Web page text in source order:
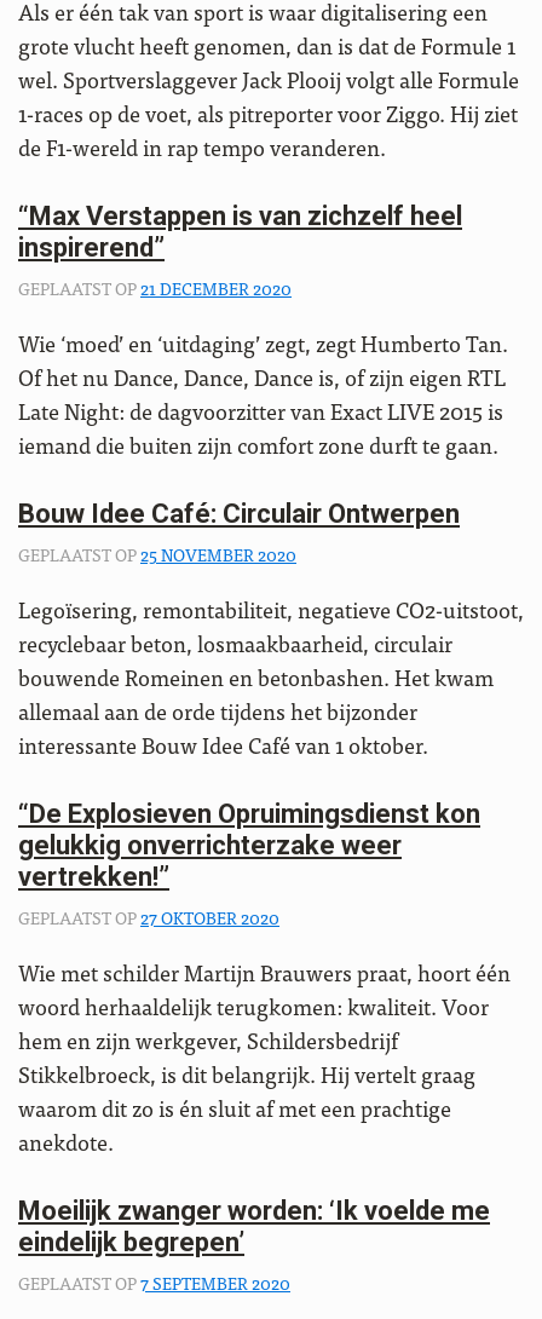
Als er één tak van sport is waar digitalisering een
grote vlucht heeft genomen, dan is dat de Formule 1
wel. Sportverslaggever Jack Plooij volgt alle Formule
1-races op de voet, als pitreporter voor Ziggo. Hij ziet
de F1-wereld in rap tempo veranderen.
“Max Verstappen is van zichzelf heel
inspirerend”
GEPLAATST OP21 DECEMBER 2020
Wie ‘moed’ en ‘uitdaging’ zegt, zegt Humberto Tan.
Of het nu Dance, Dance, Dance is, of zijn eigen RTL
Late Night: de dagvoorzitter van Exact LIVE 2015 is
iemand die buiten zijn comfort zone durft te gaan.
Bouw Idee Café: Circulair Ontwerpen
GEPLAATST OP25 NOVEMBER 2020
Legoïsering, remontabiliteit, negatieve CO2-uitstoot,
recyclebaar beton, losmaakbaarheid, circulair
bouwende Romeinen en betonbashen. Het kwam
allemaal aan de orde tijdens het bijzonder
interessante Bouw Idee Café van 1 oktober.
“De Explosieven Opruimingsdienst kon
gelukkig onverrichterzake weer
vertrekken!”
GEPLAATST OP27 OKTOBER 2020
Wie met schilder Martijn Brauwers praat, hoort één
woord herhaaldelijk terugkomen: kwaliteit. Voor
hem en zijn werkgever, Schildersbedrijf
Stikkelbroeck, is dit belangrijk. Hij vertelt graag
waarom dit zo is én sluit af met een prachtige
anekdote.
Moeilijk zwanger worden: ‘Ik voelde me
eindelijk begrepen’
GEPLAATST OP7 SEPTEMBER 2020